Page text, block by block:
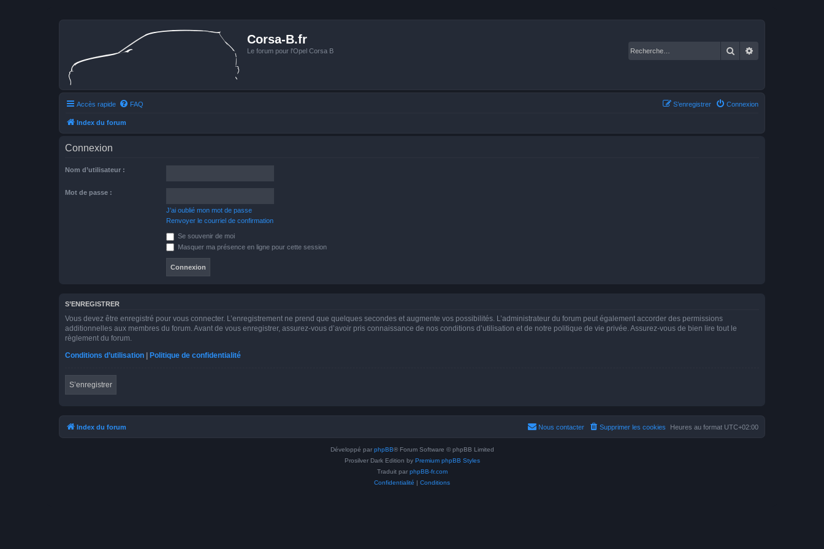
Corsa-B.fr
Le forum pour l'Opel Corsa B Rechercher
Accès rapide FAQ Connexion
S’enregistrer
Index du forum
Connexion
Nom d’utilisateur :
Mot de passe :
J’ai oublié mon mot de passe
Renvoyer le courriel de confirmation
Se souvenir de moi
Masquer ma présence en ligne pour cette session
S’ENREGISTRER
Vous devez être enregistré pour vous connecter. L’enregistrement ne prend que quelques secondes et augmente vos possibilités. L’administrateur du forum peut également accorder des permissions
additionnelles aux membres du forum. Avant de vous enregistrer, assurez-vous d’avoir pris connaissance de nos conditions d’utilisation et de notre politique de vie privée. Assurez-vous de bien lire tout le
règlement du forum.
Conditions d’utilisation | Politique de confidentialité
S’enregistrer
Index du forum Heures au format UTC+02:00
Supprimer les cookies
Nous contacter
Développé par phpBB® Forum Software © phpBB Limited
Prosilver Dark Edition by Premium phpBB Styles
Traduit par phpBB-fr.com
Confidentialité | Conditions